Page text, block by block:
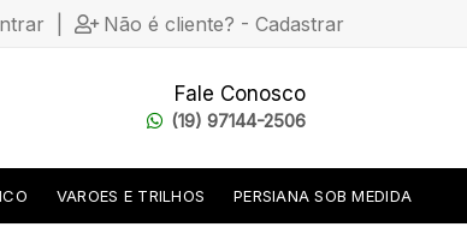
Não é cliente? - Cadastrar
Fale Conosco
(19) 97144-2506
VAROES E TRILHOS PERSIANA SOB MEDIDA